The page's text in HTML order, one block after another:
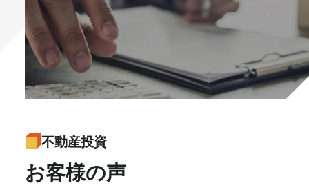
マンション管理
賃貸管理
実需用戸建・マンション
書籍・メディア
セミナー
不動産投資
お客様の声